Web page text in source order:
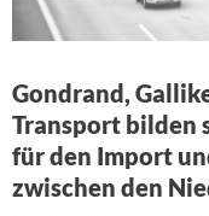
Gondrand,
Transport bilden
für den Import
zwischen den